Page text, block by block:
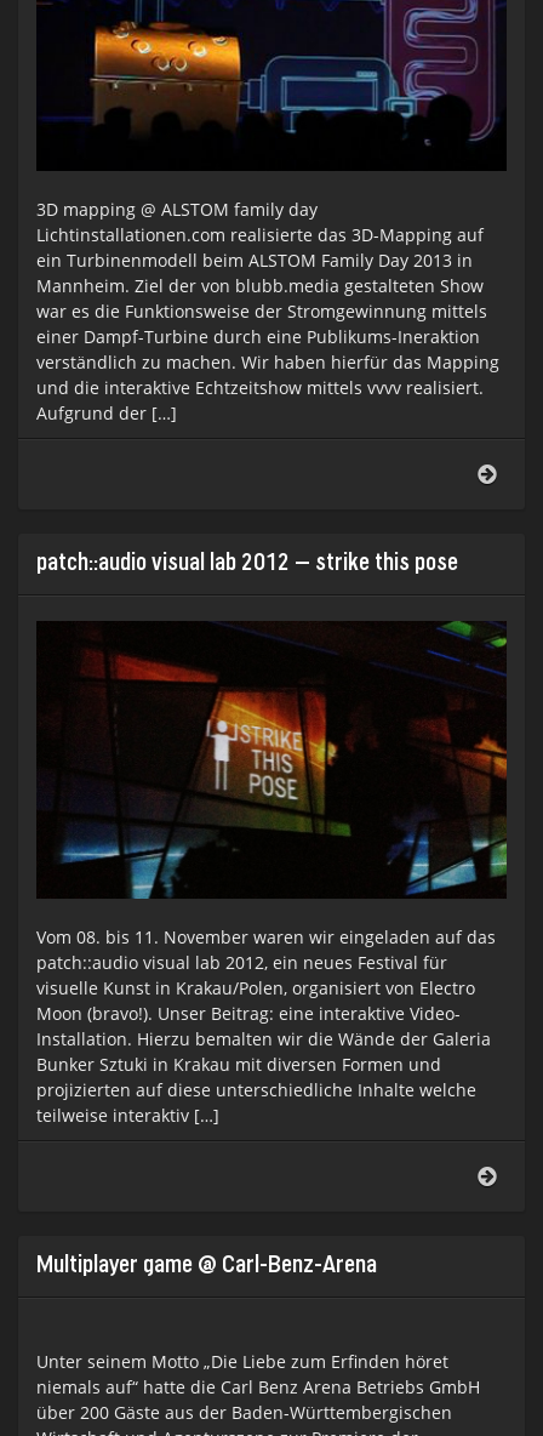
3D mapping @ ALSTOM family day
Lichtinstallationen.com realisierte das 3D-Mapping auf
ein Turbinenmodell beim ALSTOM Family Day 2013 in
Mannheim. Ziel der von blubb.media gestalteten Show
war es die Funktionsweise der Stromgewinnung mittels
einer Dampf-Turbine durch eine Publikums-Ineraktion
verständlich zu machen. Wir haben hierfür das Mapping
und die interaktive Echtzeitshow mittels vvvv realisiert.
Aufgrund der […]
patch::audio visual lab 2012 – strike this pose
Vom 08. bis 11. November waren wir eingeladen auf das
patch::audio visual lab 2012, ein neues Festival für
visuelle Kunst in Krakau/Polen, organisiert von Electro
Moon (bravo!). Unser Beitrag: eine interaktive Video-
Installation. Hierzu bemalten wir die Wände der Galeria
Bunker Sztuki in Krakau mit diversen Formen und
projizierten auf diese unterschiedliche Inhalte welche
teilweise interaktiv […]
Multiplayer game @ Carl-Benz-Arena
Unter seinem Motto „Die Liebe zum Erfinden höret
niemals auf“ hatte die Carl Benz Arena Betriebs GmbH
über 200 Gäste aus der Baden-Württembergischen